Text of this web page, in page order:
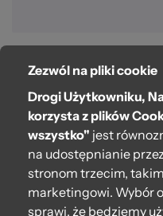
O bag
Pomoc
Moje O bag
Kontakt
222 571 414
Zezwól na pliki cookie
Drogi Użytkowniku,
korzysta z plików
wszystko" jest
na udostępnianie
stronom trzecim,
marketingowi. Wybór
sprawi, że będziemy